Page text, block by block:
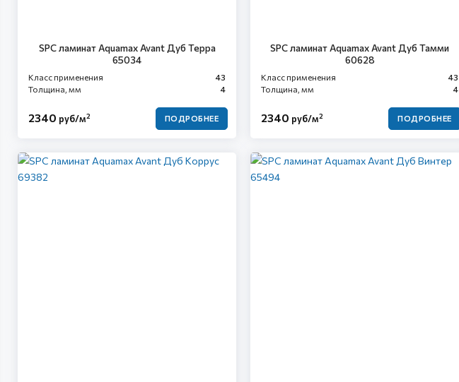
SPC ламинат Aquamax Avant Дуб Терра
65034
Класс применения
43
Толщина, мм
4
2340 руб/м2 ПОДРОБНЕЕ
SPC ламинат Aquamax Avant Дуб Тамми
60628
Класс применения
43
Толщина, мм
4
2340 руб/м2 ПОДРОБНЕЕ